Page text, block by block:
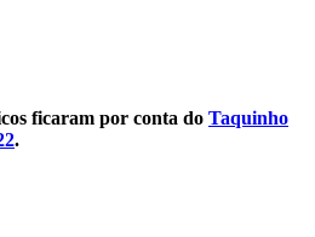
ficaram por conta do Taquinho
.